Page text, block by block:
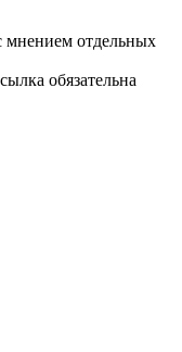
мнением отдельных
обязательна